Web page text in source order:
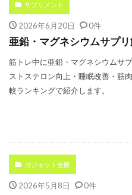
サプリメント
2026年6月20日 0件
亜鉛・マグネシウムサプ
筋トレ中に亜鉛・マグネシウムサ
ストステロン向上・睡眠改善・筋
較ランキングで紹介します。
ガジェット全般
2026年5月8日 0件